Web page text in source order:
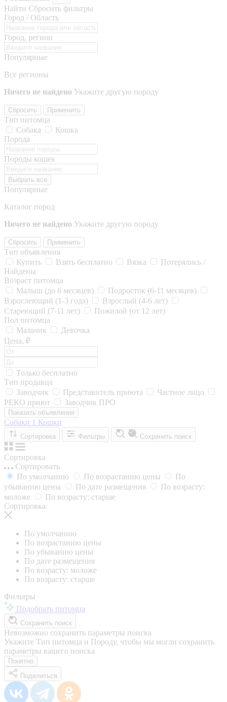
Найти Сбросить фильтры
Город / Область
Город, регион
Популярные
Все регионы
Ничего не найдено Укажите другую породу
Сбросить Применить
Тип питомца
Собака
Кошка
Порода
Породы кошек
Выбрать все
Популярные
Каталог пород
Ничего не найдено Укажите другую породу
Сбросить Применить
Тип объявления
Купить
Взять бесплатно Вязка
Потерялись /
Найдены
Возраст питомца
Малыш (до 6 месяцев)
Подросток (6-11 месяцев)
Взрослеющий (1-3 года)
Взрослый (4-6 лет)
Стареющий (7-11 лет)
Пожилой (от 12 лет)
Пол питомца
Мальчик
Девочка
Цена, ₽
Только бесплатно
Тип продавца
Заводчик
Представитель приюта
Частное лицо
РЕКО приют
Заводчик ПРО
Показать объявления
Собаки 1 Кошки
Сортировка Фильтры Сохранить поиск
Сортировка
Сортировать
По умолчанию
По возрастанию цены
По
убыванию цены
По дате размещения
По возрасту:
моложе
По возрасту: старше
Сортировка
По умолчанию
По возрастанию цены
По убыванию цены
По дате размещения
По возрасту: моложе
По возрасту: старше
Фильтры
Подобрать питомца
Сохранить поиск
Невозможно сохранить параметры поиска
Укажите Тип питомца и Породу, чтобы мы могли сохранить
параметры вашего поиска
Понятно
Поделиться